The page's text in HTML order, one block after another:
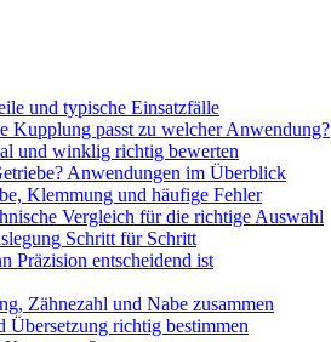
und typische Einsatzfälle
Kupplung passt zu welcher Anwendung?
und winklig richtig bewerten
Anwendungen im Überblick
Klemmung und häufige Fehler
Vergleich für die richtige Auswahl
Schritt für Schritt
Präzision entscheidend ist
Zähnezahl und Nabe zusammen
Übersetzung richtig bestimmen